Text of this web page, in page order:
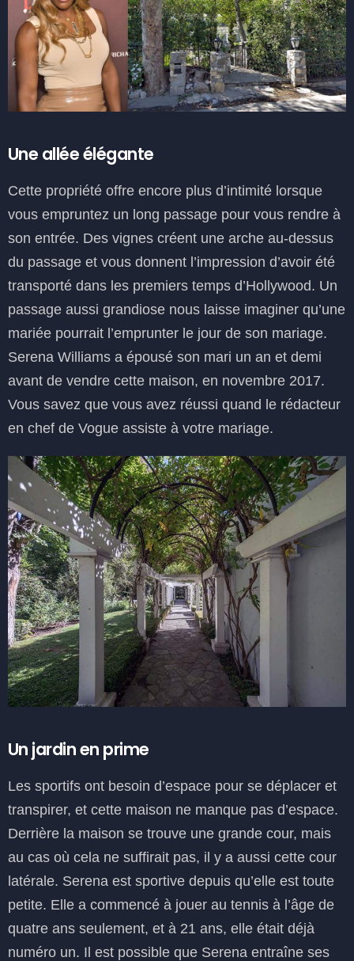
Une allée élégante
Cette propriété offre encore plus d’intimité lorsque
vous empruntez un long passage pour vous rendre à
son entrée. Des vignes créent une arche au-dessus
du passage et vous donnent l’impression d’avoir été
transporté dans les premiers temps d’Hollywood. Un
passage aussi grandiose nous laisse imaginer qu’une
mariée pourrait l’emprunter le jour de son mariage.
Serena Williams a épousé son mari un an et demi
avant de vendre cette maison, en novembre 2017.
Vous savez que vous avez réussi quand le rédacteur
en chef de Vogue assiste à votre mariage.
Un jardin en prime
Les sportifs ont besoin d’espace pour se déplacer et
transpirer, et cette maison ne manque pas d’espace.
Derrière la maison se trouve une grande cour, mais
au cas où cela ne suffirait pas, il y a aussi cette cour
latérale. Serena est sportive depuis qu’elle est toute
petite. Elle a commencé à jouer au tennis à l’âge de
quatre ans seulement, et à 21 ans, elle était déjà
numéro un. Il est possible que Serena entraîne ses